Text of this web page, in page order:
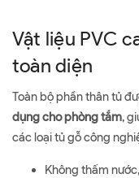
Vật liệu PVC
toàn diện
Toàn bộ phần thân tủ
dụng cho phòng tắm,
các loại tủ gỗ công
Không thấm